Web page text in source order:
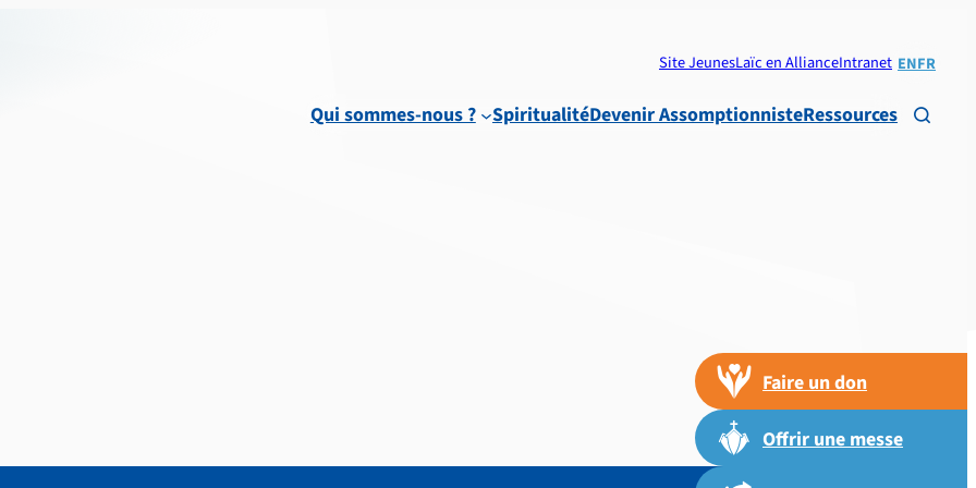
Site JeunesLaïc en AllianceIntranet ENFR
Qui sommes-nous ? SpiritualitéDevenir AssomptionnisteRessources 
Faire un don
Offrir une messe